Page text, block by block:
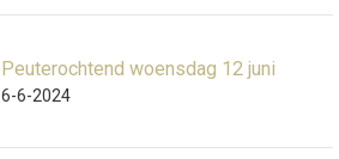
Peuterochtend woensdag 12 juni
6-6-2024